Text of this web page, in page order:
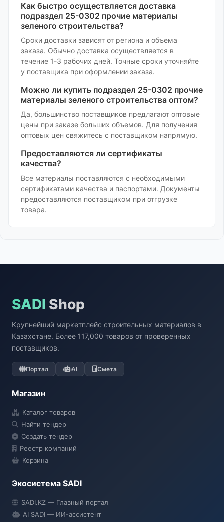
Как быстро осуществляется доставка
подраздел 25-0302 прочие материалы
зеленого строительства?
Сроки доставки зависят от региона и объема
заказа. Обычно доставка осуществляется в
течение 1-3 рабочих дней. Точные сроки уточняйте
у поставщика при оформлении заказа.
Можно ли купить подраздел 25-0302 прочие
материалы зеленого строительства оптом?
Да, большинство поставщиков предлагают оптовые
цены при заказе больших объемов. Для получения
оптовых цен свяжитесь с поставщиком напрямую.
Предоставляются ли сертификаты
качества?
Все материалы поставляются с необходимыми
сертификатами качества и паспортами. Документы
предоставляются поставщиком при отгрузке
товара.
SADI Shop
Крупнейший маркетплейс строительных материалов в
Казахстане. Более 117,000 товаров от проверенных
поставщиков.
Портал AI Смета
Магазин
Каталог товаров
Найти тендер
Создать тендер
Реестр компаний
Корзина
Экосистема SADI
SADI.KZ — Главный портал
AI SADI — ИИ-ассистент
● Подключение...